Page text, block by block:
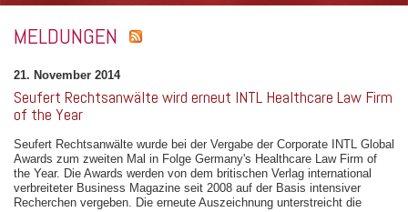
MELDUNGEN
21. November 2014
Seufert Rechtsanwälte wird erneut INTL Healthcare Law Firm
of the Year
Seufert Rechtsanwälte wurde bei der Vergabe der Corporate INTL Global
Awards zum zweiten Mal in Folge Germany's Healthcare Law Firm of
the Year. Die Awards werden von dem britischen Verlag international
verbreiteter Business Magazine seit 2008 auf der Basis intensiver
Recherchen vergeben. Die erneute Auszeichnung unterstreicht die